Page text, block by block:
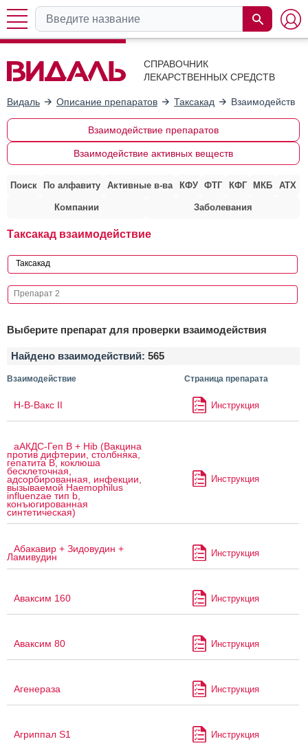
СПРАВОЧНИК
ЛЕКАРСТВЕННЫХ СРЕДСТВ
Видаль Описание препаратов Таксакад
Взаимодействие препаратов
Взаимодействие активных веществ
Поиск По алфавиту Активные в-ва КФУ ФТГ КФГ МКБ АТХ
Компании Заболевания
Таксакад взаимодействие
Выберите препарат для проверки взаимодействия
Найдено взаимодействий: 565
Взаимодействие Страница препарата
H-B-Вакс II Инструкция
аАКДС-Геп B + Hib (Вакцина
против дифтерии, столбняка,
гепатита B, коклюша
бесклеточная,
адсорбированная, инфекции,
вызываемой Haemophilus
influenzae тип b,
конъюгированная
синтетическая)
Инструкция
Абакавир + Зидовудин +
Ламивудин Инструкция
Аваксим 160 Инструкция
Аваксим 80 Инструкция
Агенераза Инструкция
Агриппал S1 Инструкция